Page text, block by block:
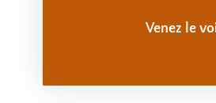
Venez le